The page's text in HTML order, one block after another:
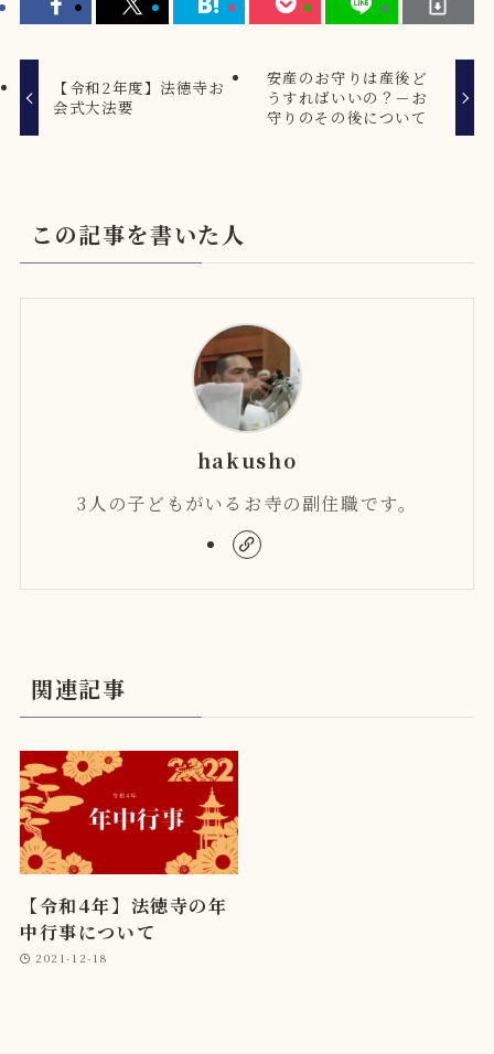
【令和2年度】法徳寺お
会式大法要
安産のお守りは産後ど
うすればいいの？－お
守りのその後について
この記事を書いた人
hakusho
3人の子どもがいるお寺の副住職です。
関連記事
【令和4年】法徳寺の年
中行事について
2021-12-18